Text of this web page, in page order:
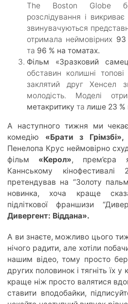
The Boston Globe
розслідування і
звинувачуються
отримала неймовірних 93
та 96 % на томатах.
Фільм «Зразковий
обставин колишні
заклятий друг Хенсел
молодість. Моделі
метакритику та лише 23 %
А наступного тижня ми
комедію «Брати з Грімзбі»,
Пенелопа Крус неймовірно
фільм «Керол», прем’єра
Каннському
претендував на “Золоту
новинка, хоча краще
підліткової франшизи
Дивергент: Віддана».
А ви знаєте, можливо цього
нічого радити, але хотіли
нашим відео, тому просто
других половинок і тягніть їх
краще ніж просто валятися
ставити вподобайки,